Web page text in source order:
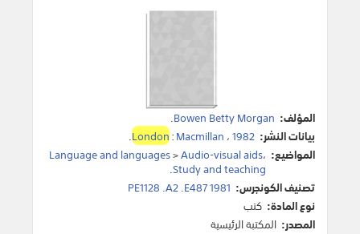
المؤلف: Bowen Betty Morgan
.
بيانات النشر:
London:Macmillan ،1982
.
المواضيع:
Language and languages>Audio-visual aids،
Study and teaching
.
تصنيف الكونجرس: PE1128 .A2 .E487 1981
نوع المادة: كتب
المصدر: المكتبة الرئيسية